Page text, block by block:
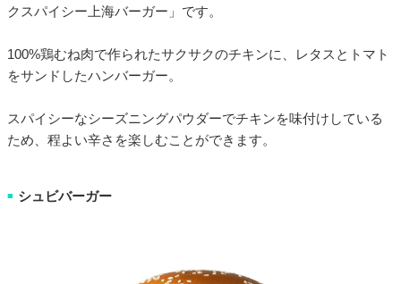
クスパイシー上海バーガー」です。
100%鶏むね肉で作られたサクサクのチキンに、レタスとトマト
をサンドしたハンバーガー。
スパイシーなシーズニングパウダーでチキンを味付けしている
ため、程よい辛さを楽しむことができます。
■ シュビバーガー